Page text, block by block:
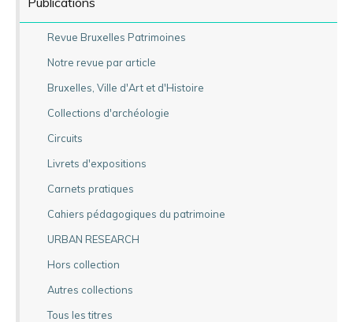
Revue Bruxelles Patrimoines
Notre revue par article
Bruxelles, Ville d'Art et d'Histoire
Collections d'archéologie
Circuits
Livrets d'expositions
Carnets pratiques
Cahiers pédagogiques du patrimoine
URBAN RESEARCH
Hors collection
Autres collections
Tous les titres